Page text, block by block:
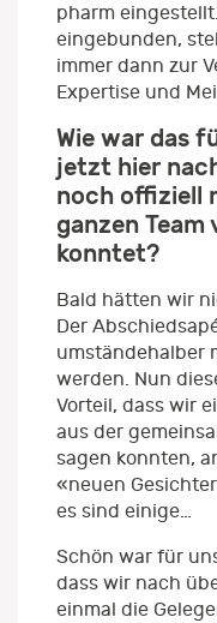
pharm
eingebunden,
immer dann zur
Expertise und
Wie war das
jetzt hier
noch offiziell
ganzen Team
konntet?
Bald hätten wir
Der
umständehalber
werden. Nun
Vorteil, dass wir
aus der
sagen konnten,
«neuen
es sind einige…
Schön war für
dass wir nach
einmal die